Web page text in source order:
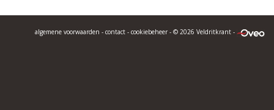
algemene voorwaarden - contact - cookiebeheer - © 2026 Veldritkrant -